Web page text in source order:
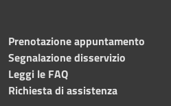
Prenotazione appuntamento
Segnalazione disservizio
Leggi le FAQ
Richiesta di assistenza